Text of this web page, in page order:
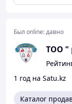
Был online:давно
ТОО "
1 год на Satu.kz
Каталог